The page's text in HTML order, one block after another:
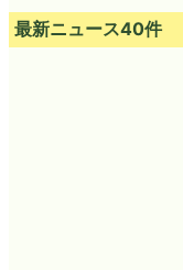
最新ニュース40件